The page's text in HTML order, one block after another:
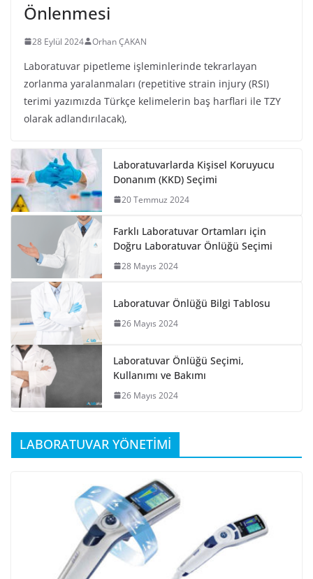
Önlenmesi
28 Eylül 2024 Orhan ÇAKAN
Laboratuvar pipetleme işleminlerinde tekrarlayan
zorlanma yaralanmaları (repetitive strain injury (RSI)
terimi yazımızda Türkçe kelimelerin baş harflari ile TZY
olarak adlandırılacak),
Laboratuvarlarda Kişisel Koruyucu
Donanım (KKD) Seçimi
20 Temmuz 2024
Farklı Laboratuvar Ortamları için
Doğru Laboratuvar Önlüğü Seçimi
28 Mayıs 2024
Laboratuvar Önlüğü Bilgi Tablosu
26 Mayıs 2024
Laboratuvar Önlüğü Seçimi,
Kullanımı ve Bakımı
26 Mayıs 2024
LABORATUVAR YÖNETİMİ